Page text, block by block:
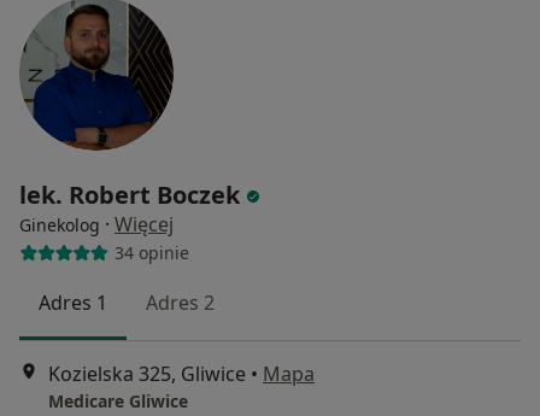
lek. Robert Boczek
Ginekolog · Więcej
34 opinie
Adres 1 Adres 2
Kozielska 325, Gliwice • Mapa
Medicare Gliwice